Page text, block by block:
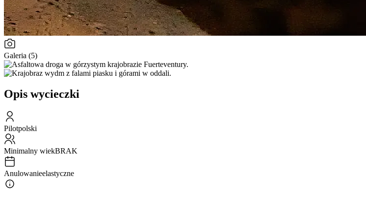
Galeria (5)
Opis wycieczki
Pilotpolski
Minimalny wiekBRAK
Anulowanieelastyczne